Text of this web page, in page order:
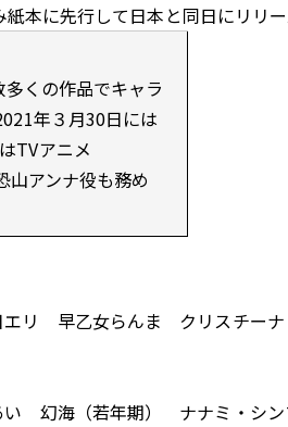
本に先行して日本と同日にリリー
くの作品でキャラ
年３月30日には
TVアニメ
山アンナ役も務め
リ 早乙女らんま クリスチーナ
幻海（若年期） ナナミ・シ